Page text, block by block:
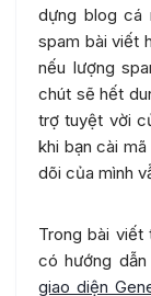
dựng blog cá
spam bài viết
nếu lượng
chút sẽ hết
trợ tuyệt vời
khi bạn cài
dõi của mình
Trong bài viết
có hướng
giao diện